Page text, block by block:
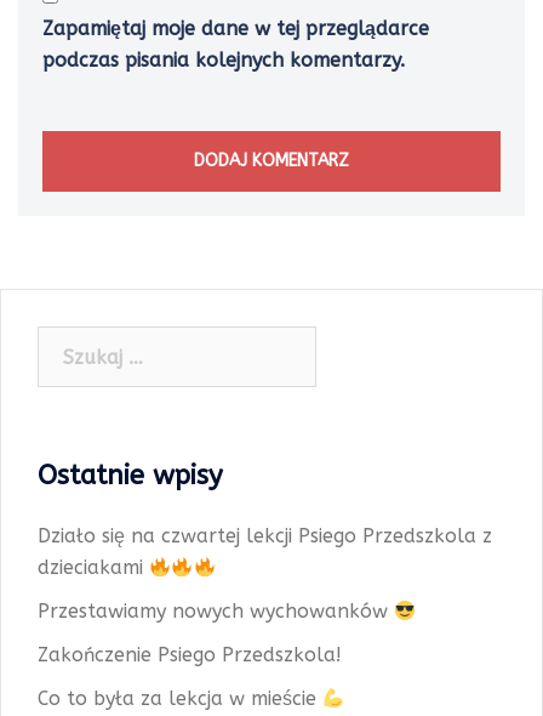
Zapamiętaj moje dane w tej przeglądarce
podczas pisania kolejnych komentarzy.
Ostatnie wpisy
Działo się na czwartej lekcji Psiego Przedszkola z
dzieciakami
Przestawiamy nowych wychowanków
Zakończenie Psiego Przedszkola!
Co to była za lekcja w mieście